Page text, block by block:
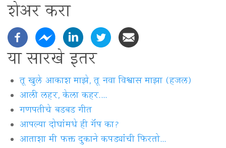
शेअर करा
या सारखे इतर
तू खुले आकाश माझे, तू नवा विश्वास माझा (हजल)
आली लहर, केला कहर....
गणपतीचे बडबड गीत
आपल्या दोघांमधे ही गॅप का?
आताशा मी फक्त दुकाने कपड्यांची फिरतो...